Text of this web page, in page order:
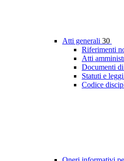
Atti generali 30
Riferimenti
Atti
Documenti
Statuti e
Codice